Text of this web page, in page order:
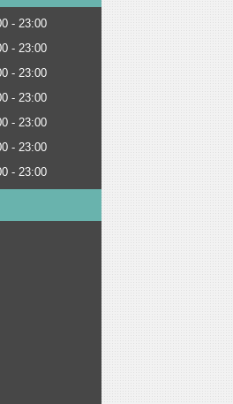
23:00
23:00
23:00
23:00
23:00
23:00
23:00